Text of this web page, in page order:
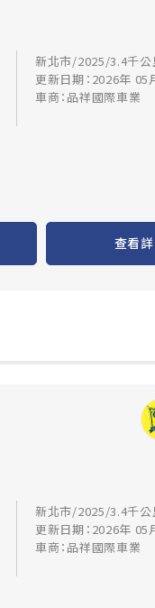
新北市/2025/3.4千公
更新日期：2026年 05
車商：品祥國際車業
查看
新北市/2025/3.4千公
更新日期：2026年 05
車商：品祥國際車業